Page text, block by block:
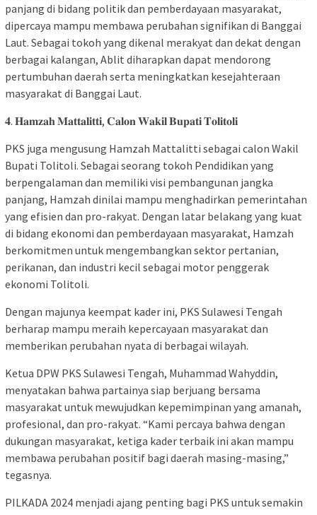
panjang di bidang politik dan pemberdayaan masyarakat,
dipercaya mampu membawa perubahan signifikan di Banggai
Laut. Sebagai tokoh yang dikenal merakyat dan dekat dengan
berbagai kalangan, Ablit diharapkan dapat mendorong
pertumbuhan daerah serta meningkatkan kesejahteraan
masyarakat di Banggai Laut.
𝟒. 𝐇𝐚𝐦𝐳𝐚𝐡 𝐌𝐚𝐭𝐭𝐚𝐥𝐢𝐭𝐭𝐢, 𝐂𝐚𝐥𝐨𝐧 𝐖𝐚𝐤𝐢𝐥 𝐁𝐮𝐩𝐚𝐭𝐢 𝐓𝐨𝐥𝐢𝐭𝐨𝐥𝐢
PKS juga mengusung Hamzah Mattalitti sebagai calon Wakil
Bupati Tolitoli. Sebagai seorang tokoh Pendidikan yang
berpengalaman dan memiliki visi pembangunan jangka
panjang, Hamzah dinilai mampu menghadirkan pemerintahan
yang efisien dan pro-rakyat. Dengan latar belakang yang kuat
di bidang ekonomi dan pemberdayaan masyarakat, Hamzah
berkomitmen untuk mengembangkan sektor pertanian,
perikanan, dan industri kecil sebagai motor penggerak
ekonomi Tolitoli.
Dengan majunya keempat kader ini, PKS Sulawesi Tengah
berharap mampu meraih kepercayaan masyarakat dan
memberikan perubahan nyata di berbagai wilayah.
Ketua DPW PKS Sulawesi Tengah, Muhammad Wahyddin,
menyatakan bahwa partainya siap berjuang bersama
masyarakat untuk mewujudkan kepemimpinan yang amanah,
profesional, dan pro-rakyat. “Kami percaya bahwa dengan
dukungan masyarakat, ketiga kader terbaik ini akan mampu
membawa perubahan positif bagi daerah masing-masing,”
tegasnya.
PILKADA 2024 menjadi ajang penting bagi PKS untuk semakin